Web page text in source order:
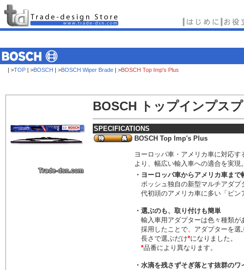
| >TOP | >BOSCH | >BOSCH Wiper Brade | >BOSCH Top Imp's Plus
BOSCH トップインプス
SPECIFICATIONS
BOSCH Top Imp's Plus
ヨーロッパ車・アメリカ車に対応す
より、幅広い輸入車への適合を実現。
・ヨーロッパ車からアメリカ車ま
ボッシュ独自の新型マルチアダプ
代初頭のアメリカ車に多い「ピン
・選ぶのも、取り付けも簡単
輸入車用アダプターは色々種類が
採用したことで、アダプターを選
長さで選ぶだけ*になりました。
*品番により異なります。
・水滴を残さずそぎ落とす抜群の